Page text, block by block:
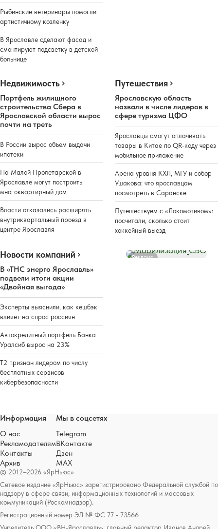
Рыбинские ветеринары помогли
артистичному козленку
В Ярославле сделают фасад и
смонтируют подсветку в детской
больнице
Недвижимость
Портфель жилищного
строительства Сбера в
Ярославской области вырос
почти на треть
В России вырос объем выдачи
ипотеки
На Малой Пролетарской в
Ярославле могут построить
многоквартирный дом
Власти отказались расширять
внутриквартальный проезд в
центре Ярославля
Путешествия
Ярославскую область
назвали в числе лидеров в
сфере туризма ЦФО
Ярославцы смогут оплачивать
товары в Китае по QR-коду через
мобильное приложение
Арена уровня КХЛ, МГУ и собор
Ушакова: что ярославцам
посмотреть в Саранске
Путешествуем с «Локомотивом»:
посчитали, сколько стоит
хоккейный выезд
Новости компаний
В «ТНС энерго Ярославль»
подвели итоги акции
«Двойная выгода»
Эксперты выяснили, как кешбэк
влияет на спрос россиян
Автокредитный портфель Банка
Уралсиб вырос на 23%
Т2 признан лидером по числу
бесплатных сервисов
кибербезопасности
Реклама
© 2012–2026 «ЯрНьюс»
Сетевое издание «ЯрНьюс» зарегистрировано Федеральной службой по
надзору в сфере связи, информационных технологий и массовых
коммуникаций (Роскомнадзор).
Регистрационный номер ЭЛ № ФС 77 - 73566
Информация
О нас
Рекламодателям
Контакты
Архив
Мы в соцсетях
Telegram
ВКонтакте
Дзен
MAX